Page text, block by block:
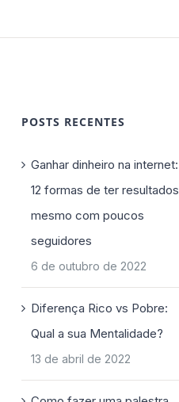
POSTS RECENTES
Ganhar dinheiro na internet:
12 formas de ter resultados
mesmo com poucos
seguidores
6 de outubro de 2022
Diferença Rico vs Pobre:
Qual a sua Mentalidade?
13 de abril de 2022